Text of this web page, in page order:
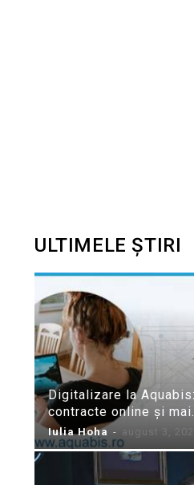
ULTIMELE ȘTIRI
Digitalizare la
contracte online și
Iulia Hoha - august 3,